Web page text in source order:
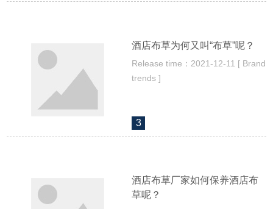
酒店布草为何又叫“布草”呢？
Release time：2021-12-11 [ Brand
trends ]
3
酒店布草厂家如何保养酒店布
草呢？